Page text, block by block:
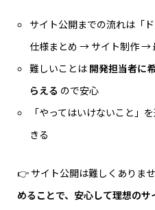
サイト公開までの流れは「
仕様まとめ → サイト制作 →
難しいことは 開発担当者に
らえる ので安心
「やってはいけないこと」
きる
👉 サイト公開は難しくありませ
めることで、安心して理想のサ